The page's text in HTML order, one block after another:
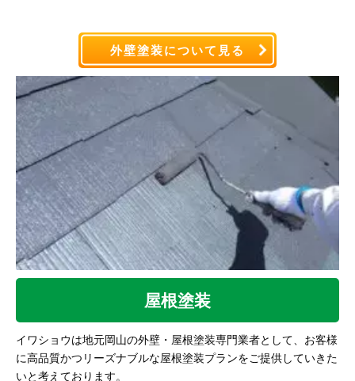
外壁塗装について見る
屋根塗装
イワショウは地元岡山の外壁・屋根塗装専門業者として、お客様
に高品質かつリーズナブルな屋根塗装プランをご提供していきた
いと考えております。